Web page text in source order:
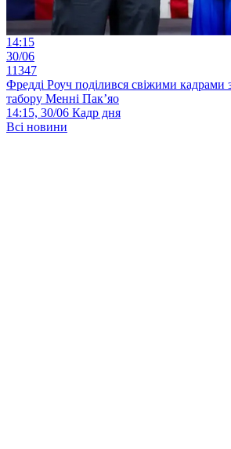
14:15
30/06
11347
Фредді Роуч поділився свіжими кадрами
табору Менні Пак’яо
14:15, 30/06 Кадр дня
Всі новини